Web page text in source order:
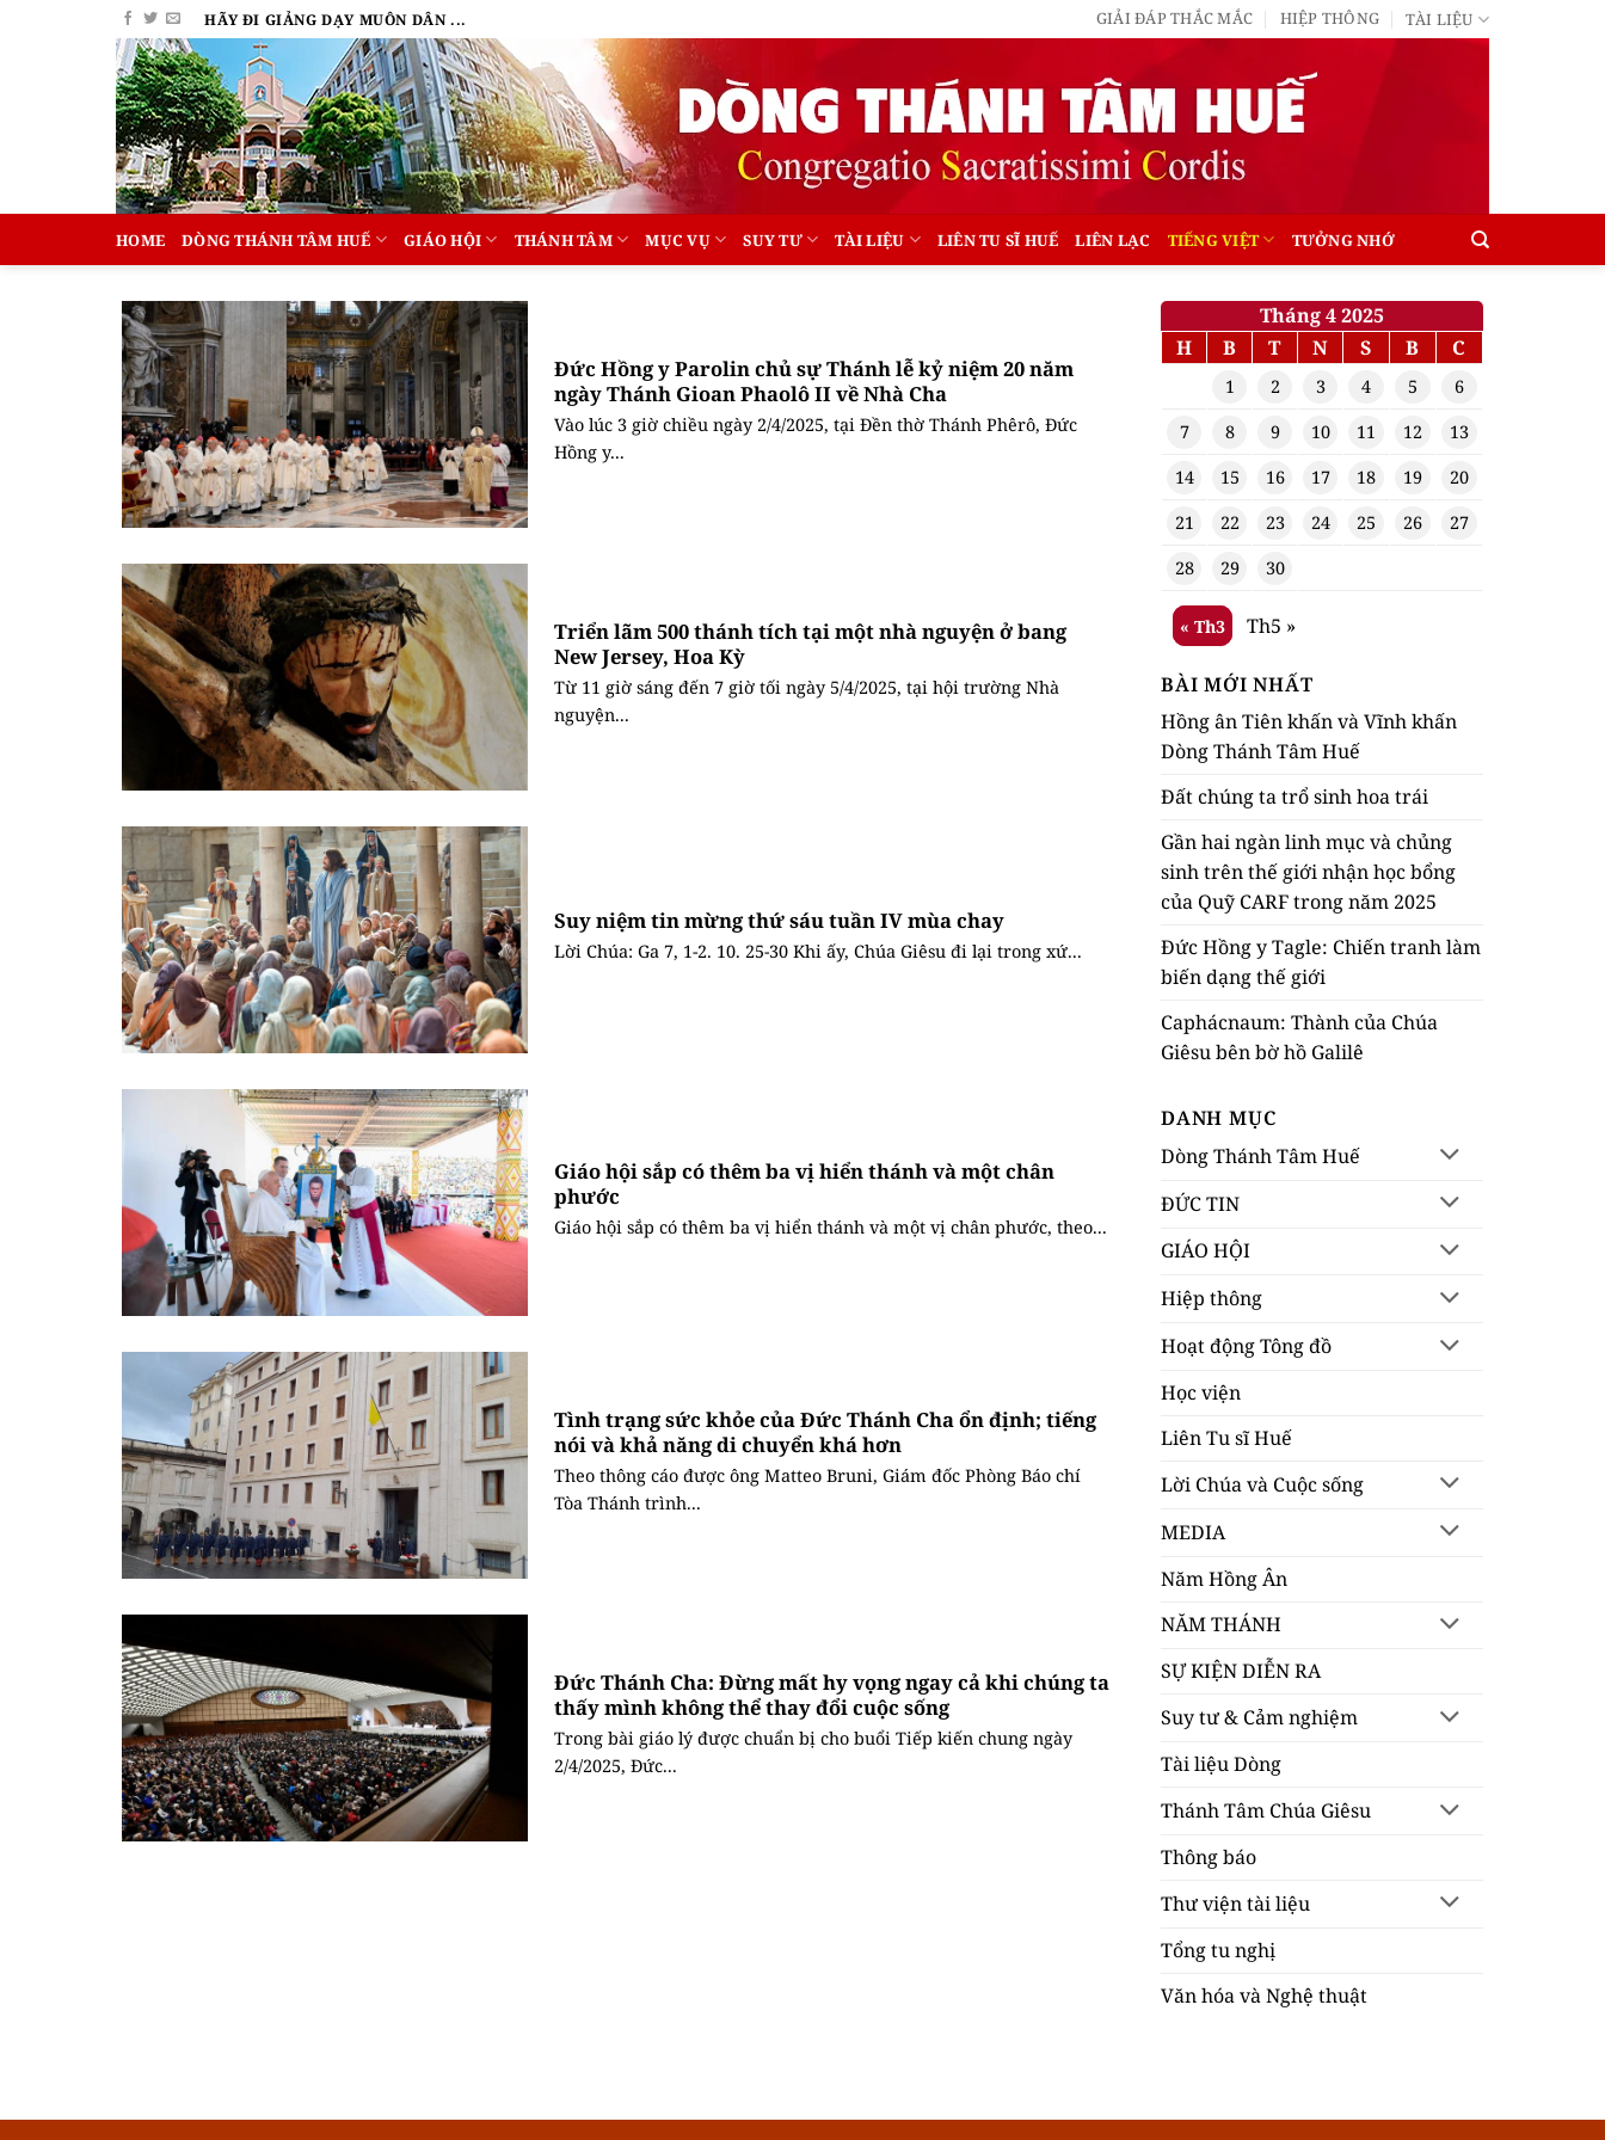
HÃY ĐI GIẢNG DẠY MUÔN DÂN ... GIẢI ĐÁP THẮC MẮC HIỆP THÔNG TÀI LIỆU
HOME DÒNG THÁNH TÂM HUẾ GIÁO HỘI THÁNH TÂM MỤC VỤ SUY TƯ TÀI LIỆU LIÊN TU SĨ HUẾ LIÊN LẠC TIẾNG VIỆT TƯỞNG NHỚ
Đức Hồng y Parolin chủ sự Thánh lễ kỷ niệm 20 năm
ngày Thánh Gioan Phaolô II về Nhà Cha
Vào lúc 3 giờ chiều ngày 2/4/2025, tại Đền thờ Thánh Phêrô, Đức
Hồng y...
Triển lãm 500 thánh tích tại một nhà nguyện ở bang
New Jersey, Hoa Kỳ
Từ 11 giờ sáng đến 7 giờ tối ngày 5/4/2025, tại hội trường Nhà
nguyện...
Suy niệm tin mừng thứ sáu tuần IV mùa chay
Lời Chúa: Ga 7, 1-2. 10. 25-30 Khi ấy, Chúa Giêsu đi lại trong xứ...
Giáo hội sắp có thêm ba vị hiển thánh và một chân
phước
Giáo hội sắp có thêm ba vị hiển thánh và một vị chân phước, theo...
Tình trạng sức khỏe của Đức Thánh Cha ổn định; tiếng
nói và khả năng di chuyển khá hơn
Theo thông cáo được ông Matteo Bruni, Giám đốc Phòng Báo chí
Tòa Thánh trình...
Đức Thánh Cha: Đừng mất hy vọng ngay cả khi chúng ta
thấy mình không thể thay đổi cuộc sống
Trong bài giáo lý được chuẩn bị cho buổi Tiếp kiến chung ngày
2/4/2025, Đức...
Tháng 4 2025
H
B T N S B C
1 2 3 4 5
6
7
8 9 10 11 12
13
14
15 16 17 18 19
20
21
22 23 24 25 26
27
28
29 30
« Th3 Th5 »
BÀI MỚI NHẤT
Hồng ân Tiên khấn và Vĩnh khấn
Dòng Thánh Tâm Huế
Đất chúng ta trổ sinh hoa trái
Gần hai ngàn linh mục và chủng
sinh trên thế giới nhận học bổng
của Quỹ CARF trong năm 2025
Đức Hồng y Tagle: Chiến tranh làm
biến dạng thế giới
Caphácnaum: Thành của Chúa
Giêsu bên bờ hồ Galilê
DANH MỤC
Dòng Thánh Tâm Huế
ĐỨC TIN
GIÁO HỘI
Hiệp thông
Hoạt động Tông đồ
Học viện
Liên Tu sĩ Huế
Lời Chúa và Cuộc sống
MEDIA
Năm Hồng Ân
NĂM THÁNH
SỰ KIỆN DIỄN RA
Suy tư & Cảm nghiệm
Tài liệu Dòng
Thánh Tâm Chúa Giêsu
Thông báo
Thư viện tài liệu
Tổng tu nghị
Văn hóa và Nghệ thuật